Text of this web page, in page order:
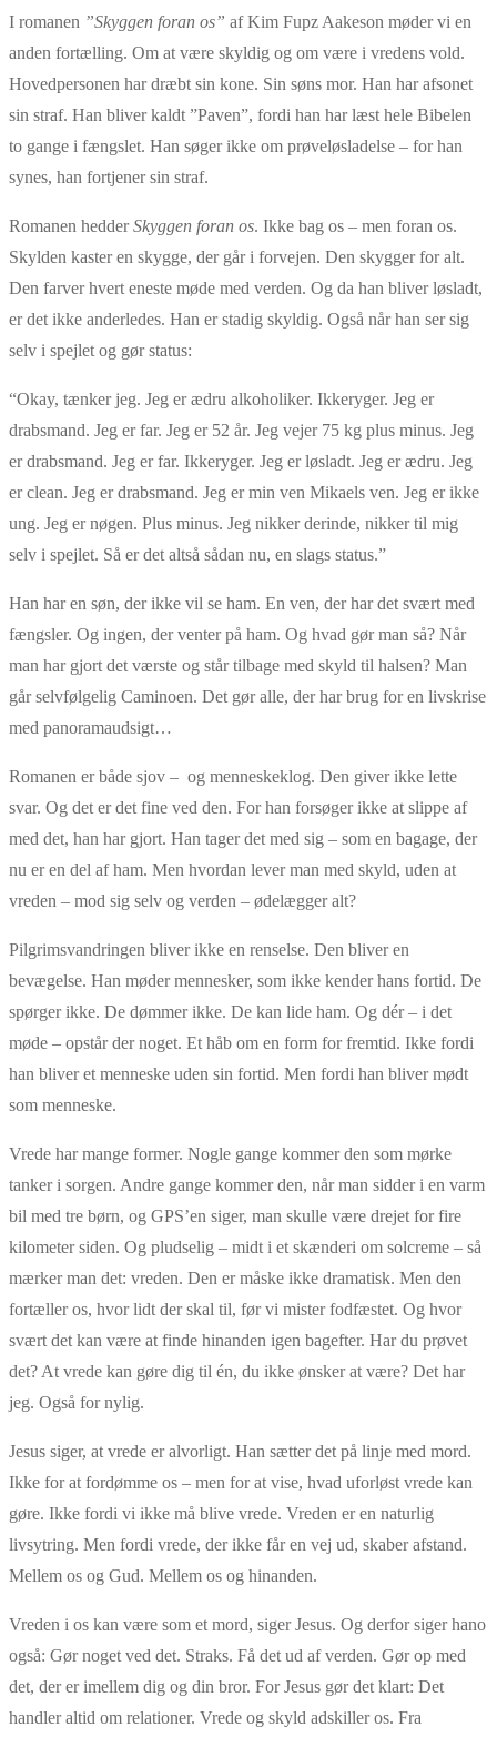
I romanen ”Skyggen foran os” af Kim Fupz Aakeson møder vi en
anden fortælling. Om at være skyldig og om være i vredens vold.
Hovedpersonen har dræbt sin kone. Sin søns mor. Han har afsonet
sin straf. Han bliver kaldt ”Paven”, fordi han har læst hele Bibelen
to gange i fængslet. Han søger ikke om prøveløsladelse – for han
synes, han fortjener sin straf.
Romanen hedderSkyggen foran os. Ikke bag os – men foran os.
Skylden kaster en skygge, der går i forvejen. Den skygger for alt.
Den farver hvert eneste møde med verden. Og da han bliver løsladt,
er det ikke anderledes. Han er stadig skyldig. Også når han ser sig
selv i spejlet og gør status:
“Okay, tænker jeg. Jeg er ædru alkoholiker. Ikkeryger. Jeg er
drabsmand. Jeg er far. Jeg er 52 år. Jeg vejer 75 kg plus minus. Jeg
er drabsmand. Jeg er far. Ikkeryger. Jeg er løsladt. Jeg er ædru. Jeg
er clean. Jeg er drabsmand. Jeg er min ven Mikaels ven. Jeg er ikke
ung. Jeg er nøgen. Plus minus. Jeg nikker derinde, nikker til mig
selv i spejlet. Så er det altså sådan nu, en slags status.”
Han har en søn, der ikke vil se ham. En ven, der har det svært med
fængsler. Og ingen, der venter på ham. Og hvad gør man så? Når
man har gjort det værste og står tilbage med skyld til halsen? Man
går selvfølgelig Caminoen. Det gør alle, der har brug for en livskrise
med panoramaudsigt…
Romanen er både sjov – og menneskeklog. Den giver ikke lette
svar. Og det er det fine ved den. For han forsøger ikke at slippe af
med det, han har gjort. Han tager det med sig – som en bagage, der
nu er en del af ham. Men hvordan lever man med skyld, uden at
vreden – mod sig selv og verden – ødelægger alt?
Pilgrimsvandringen bliver ikke en renselse. Den bliver en
bevægelse. Han møder mennesker, som ikke kender hans fortid. De
spørger ikke. De dømmer ikke. De kan lide ham. Og dér – i det
møde – opstår der noget. Et håb om en form for fremtid. Ikke fordi
han bliver et menneske uden sin fortid. Men fordi han bliver mødt
som menneske.
Vrede har mange former. Nogle gange kommer den som mørke
tanker i sorgen. Andre gange kommer den, når man sidder i en varm
bil med tre børn, og GPS’en siger, man skulle være drejet for fire
kilometer siden. Og pludselig – midt i et skænderi om solcreme – så
mærker man det: vreden. Den er måske ikke dramatisk. Men den
fortæller os, hvor lidt der skal til, før vi mister fodfæstet. Og hvor
svært det kan være at finde hinanden igen bagefter. Har du prøvet
det? At vrede kan gøre dig til én, du ikke ønsker at være? Det har
jeg. Også for nylig.
Jesus siger, at vrede er alvorligt. Han sætter det på linje med mord.
Ikke for at fordømme os – men for at vise, hvad uforløst vrede kan
gøre. Ikke fordi vi ikke må blive vrede. Vreden er en naturlig
livsytring. Men fordi vrede, der ikke får en vej ud, skaber afstand.
Mellem os og Gud. Mellem os og hinanden.
Vreden i os kan være som et mord, siger Jesus. Og derfor siger hano
også: Gør noget ved det. Straks. Få det ud af verden. Gør op med
det, der er imellem dig og din bror. For Jesus gør det klart: Det
handler altid om relationer. Vrede og skyld adskiller os. Fra